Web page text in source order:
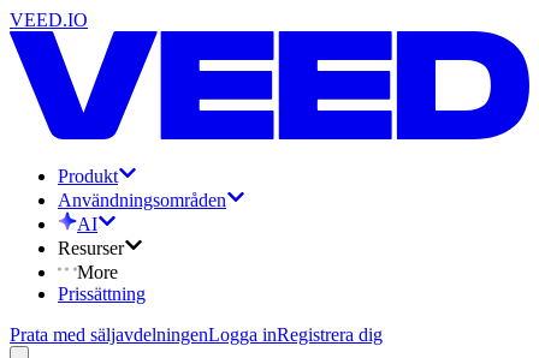
VEED.IO
Produkt
Användningsområden
AI
Resurser
More
Prissättning
Prata med säljavdelningenLogga inRegistrera dig